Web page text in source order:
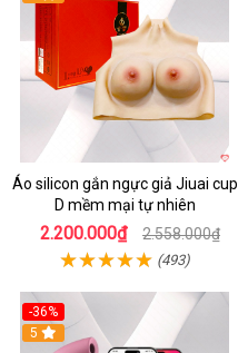
Áo silicon gắn ngực giả Jiuai cup
D mềm mại tự nhiên
2.200.000₫ 2.558.000₫
(493)
-36%
5